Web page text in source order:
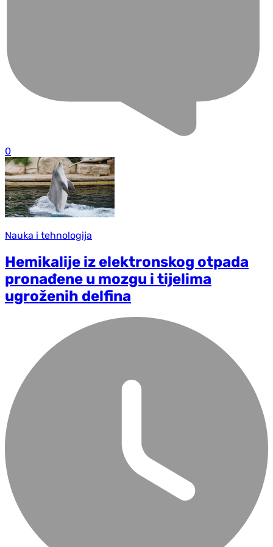
0
Nauka i tehnologija
Hemikalije iz elektronskog otpada
pronađene u mozgu i tijelima
ugroženih delfina